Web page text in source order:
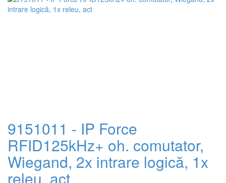
9151011 - IP Force
RFID125kHz+ oh. comutator,
Wiegand, 2x intrare logică, 1x
releu, act